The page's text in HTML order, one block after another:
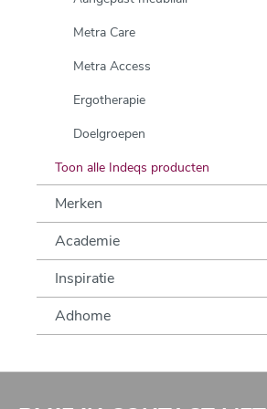
Metra Care
Metra Access
Ergotherapie
Doelgroepen
Toon alle Indeqs producten
Merken
Academie
Inspiratie
Adhome